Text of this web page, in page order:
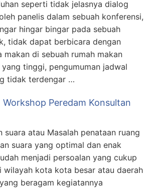
seperti tidak jelasnya dialog
panelis dalam sebuah konferensi,
hingar bingar pada sebuah
tidak dapat berbicara dengan
makan di sebuah rumah makan
tinggi, pengumuman jadwal
tidak terdengar …
Workshop Peredam Konsultan
suara atau Masalah penataan ruang
suara yang optimal dan enak
menjadi persoalan yang cukup
kota kota besar atau daerah
beragam kegiatannya